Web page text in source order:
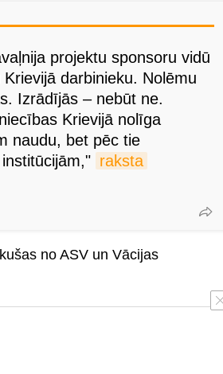
projektu sponsoru vidū
darbinieku. Nolēmu
Izrādījās – nebūt ne.
Krievijā nolīga
naudu, bet pēc tie
raksta
no ASV un Vācijas